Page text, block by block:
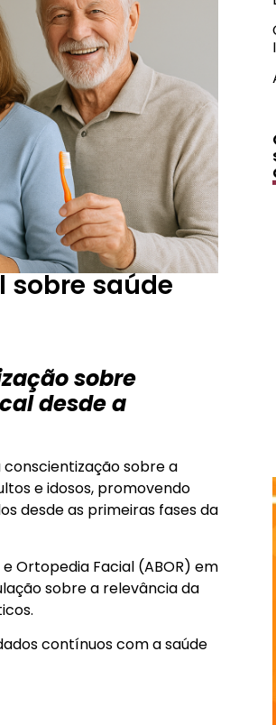
sobre saúde
sobre
desde a
sobre a
e idosos, promovendo
desde as primeiras fases da
Ortopedia Facial (ABOR) em
sobre a relevância da
contínuos com a saúde